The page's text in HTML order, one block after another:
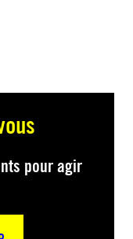
pour agir